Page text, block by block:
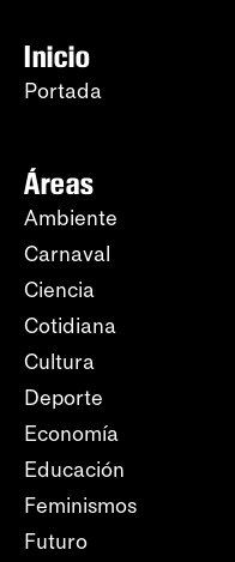
Inicio
Portada
Áreas
Ambiente
Carnaval
Ciencia
Cotidiana
Cultura
Deporte
Economía
Educación
Feminismos
Futuro